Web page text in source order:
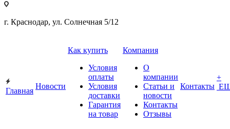
г. Краснодар, ул. Солнечная 5/12
Главная
Новости
Как купить
Условия
оплаты
Условия
доставки
Гарантия
на товар
Компания
О
компании
Статьи и
новости
Контакты
Отзывы
Контакты
+